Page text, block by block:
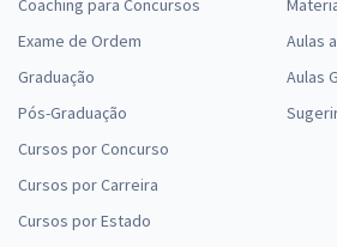
Coaching para Concursos
Exame de Ordem
Graduação
Pós-Graduação
Cursos por Concurso
Cursos por Carreira
Cursos por Estado
Aulas
Aulas